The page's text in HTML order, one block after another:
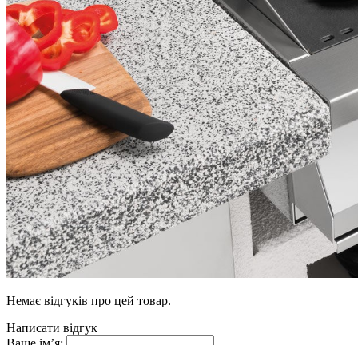
Немає відгуків про цей товар.
Написати відгук